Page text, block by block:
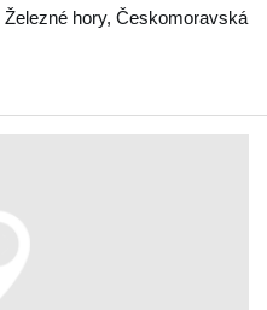
Železné hory, Českomoravská